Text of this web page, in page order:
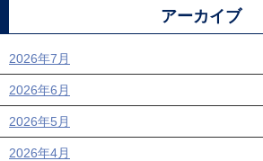
アーカイブ
2026年7月
2026年6月
2026年5月
2026年4月